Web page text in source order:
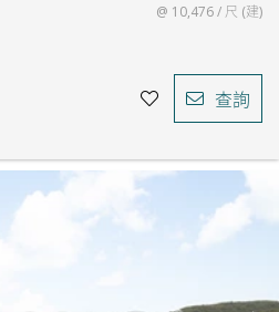
@ 10,476 / 尺 (建)
查詢